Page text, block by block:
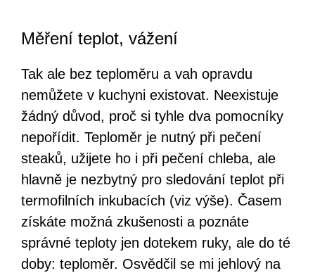
Měření teplot, vážení
Tak ale bez teploměru a vah opravdu
nemůžete v kuchyni existovat. Neexistuje
žádný důvod, proč si tyhle dva pomocníky
nepořídit. Teploměr je nutný při pečení
steaků, užijete ho i při pečení chleba, ale
hlavně je nezbytný pro sledování teplot při
termofilních inkubacích (viz výše). Časem
získáte možná zkušenosti a poznáte
správné teploty jen dotekem ruky, ale do té
doby: teploměr. Osvědčil se mi jehlový na